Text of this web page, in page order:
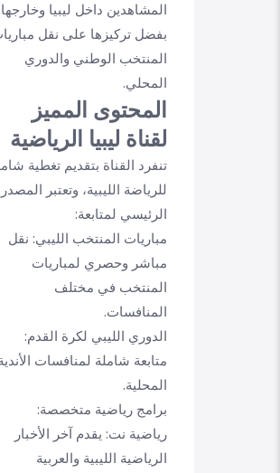
المشاهدين داخل ليبيا
بفضل تركيزها على نقل
المنتخب الوطني والدوري
المحلي.
المحتوى المميز
لقناة ليبيا الرياضية
تنفرد القناة بتقديم تغطية
للرياضة الليبية، وتعتبر المصدر
الرئيسي لمتابعة:
مباريات المنتخب الليبي:نقل
مباشر وحصري لمباريات
المنتخب في مختلف
المنافسات.
الدوري الليبي لكرة القدم:
متابعة شاملة لمنافسات
المحلية.
برامج رياضية متخصصة:
رياضية نت:يقدم آخر الأخبار
الرياضية الليبية والعربية